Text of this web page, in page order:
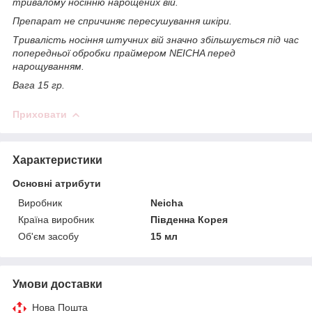
Препарат не спричиняє пересушування шкіри.
Тривалість носіння штучних вій значно збільшується під час
попередньої обробки праймером NEICHA перед
нарощуванням.
Вага 15 гр.
Приховати
Характеристики
Основні атрибути
Виробник
Neicha
Країна виробник
Південна Корея
Об'єм засобу
15 мл
Умови доставки
Нова Пошта